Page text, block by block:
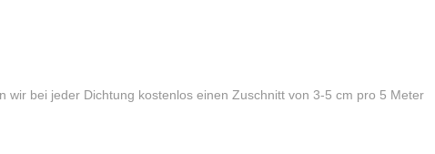
wir bei jeder Dichtung kostenlos einen Zuschnitt von 3-5 cm pro 5 Meter